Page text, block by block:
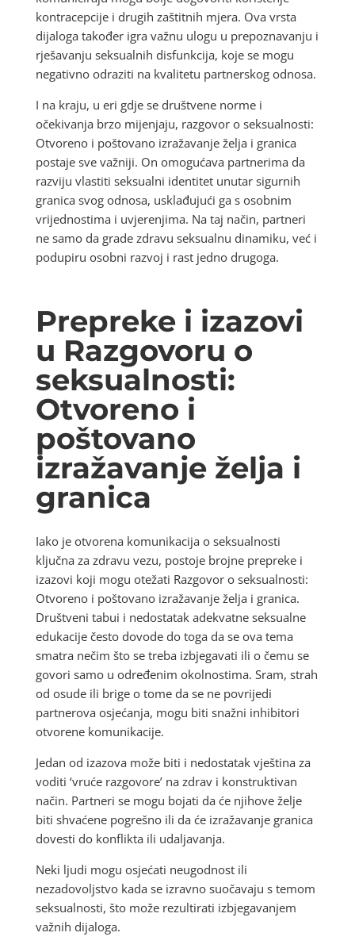
kontracepcije i drugih zaštitnih mjera. Ova vrsta
dijaloga također igra važnu ulogu u prepoznavanju i
rješavanju seksualnih disfunkcija, koje se mogu
negativno odraziti na kvalitetu partnerskog odnosa.
I na kraju, u eri gdje se društvene norme i
očekivanja brzo mijenjaju, razgovor o seksualnosti:
Otvoreno i poštovano izražavanje želja i granica
postaje sve važniji. On omogućava partnerima da
razviju vlastiti seksualni identitet unutar sigurnih
granica svog odnosa, usklađujući ga s osobnim
vrijednostima i uvjerenjima. Na taj način, partneri
ne samo da grade zdravu seksualnu dinamiku, već i
podupiru osobni razvoj i rast jedno drugoga.
Prepreke i izazovi
u Razgovoru o
seksualnosti:
Otvoreno i
poštovano
izražavanje želja i
granica
Iako je otvorena komunikacija o seksualnosti
ključna za zdravu vezu, postoje brojne prepreke i
izazovi koji mogu otežati Razgovor o seksualnosti:
Otvoreno i poštovano izražavanje želja i granica.
Društveni tabui i nedostatak adekvatne seksualne
edukacije često dovode do toga da se ova tema
smatra nečim što se treba izbjegavati ili o čemu se
govori samo u određenim okolnostima. Sram, strah
od osude ili brige o tome da se ne povrijedi
partnerova osjećanja, mogu biti snažni inhibitori
otvorene komunikacije.
Jedan od izazova može biti i nedostatak vještina za
voditi ‘vruće razgovore’ na zdrav i konstruktivan
način. Partneri se mogu bojati da će njihove želje
biti shvaćene pogrešno ili da će izražavanje granica
dovesti do konflikta ili udaljavanja.
Neki ljudi mogu osjećati neugodnost ili
nezadovoljstvo kada se izravno suočavaju s temom
seksualnosti, što može rezultirati izbjegavanjem
važnih dijaloga.